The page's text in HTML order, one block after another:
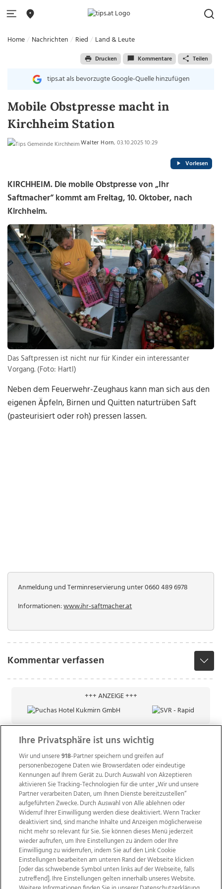
Home Nachrichten Ried Land & Leute
Drucken Kommentare Teilen
tips.at als bevorzugte Google-Quelle hinzufügen
Mobile Obstpresse macht in
Kirchheim Station
Walter Horn, 03.10.2025 10:29
Vorlesen
KIRCHHEIM.Die mobile Obstpresse von „Ihr
Saftmacher“ kommt am Freitag, 10. Oktober, nach
Kirchheim.
Das Saftpressen ist nicht nur für Kinder ein interessanter
Vorgang. (Foto: Hartl)
Neben dem Feuerwehr-Zeughaus kann man sich aus den
eigenen Äpfeln, Birnen und Quitten naturtrüben Saft
(pasteurisiert oder roh) pressen lassen.
Anmeldung und Terminreservierung unter 0660 489 6978
Informationen:www.ihr-saftmacher.at
Kommentar verfassen
+++ ANZEIGE +++
Wir über uns Mediadaten Kontakt
Jobs
Datenschutz
Impressum
AGB Anzeigekunden
AGB Website
Ehrenkodex Politische Werbung
Ihre Privatsphäre ist uns wichtig
Wir und unsere918-Partner speichern und greifen auf
personenbezogene Daten wie Browserdaten oder eindeutige
Kennungen auf Ihrem Gerät zu. Durch Auswahl von Akzeptieren
aktivieren Sie Tracking-Technologien für die unter „Wir und unsere
Partner verarbeiten Daten, um Ihnen Dienste bereitzustellen“
aufgeführten Zwecke. Durch Auswahl von Alle ablehnen oder
Widerruf Ihrer Einwilligung werden diese deaktiviert. Wenn Tracker
deaktiviert sind, sind manche Inhalte und Anzeigen möglicherweise
nicht mehr so relevant für Sie. Sie können dieses Menü jederzeit
wieder aufrufen, um Ihre Einstellungen zu ändern oder Ihre
Einwilligung zu widerrufen, indem Sie auf den Link Cookie
Einstellungen bearbeiten am unteren Rand der Webseite klicken
[oder das schwebende Symbol unten links auf der Webseite, falls
zutreffend]. Ihre Einstellungen gelten innerhalb unseres Website.